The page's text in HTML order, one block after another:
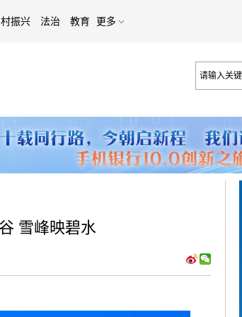
振兴 法治 教育 更多
雪峰映碧水